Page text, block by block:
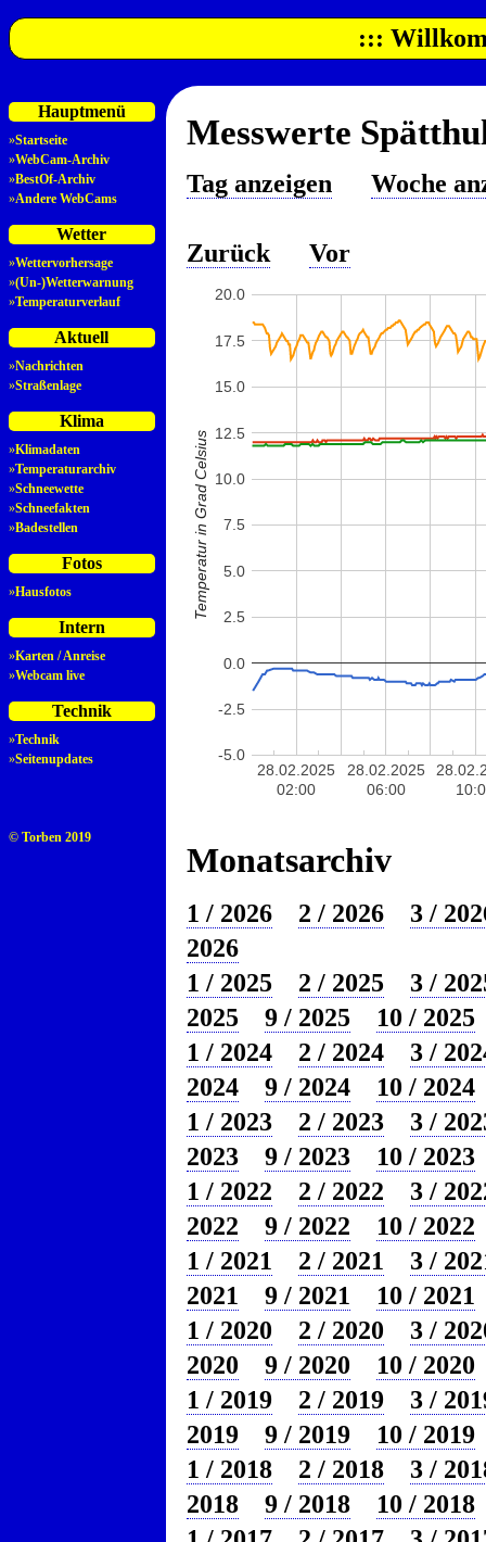
:::
Hauptmenü
»Startseite
»WebCam-Archiv
»BestOf-Archiv
»Andere WebCams
Wetter
»Wettervorhersage
»(Un-)Wetterwarnung
»Temperaturverlauf
Aktuell
»Nachrichten
»Straßenlage
Klima
»Klimadaten
»Temperaturarchiv
»Schneewette
»Schneefakten
»Badestellen
Fotos
»Hausfotos
Intern
»Karten / Anreise
»Webcam live
Technik
»Technik
»Seitenupdates
© Torben 2019
Messwerte
Tag anzeigen Woche
Zurück Vor
28.02.2025
02:00
28.02.2025
06:00
-5.0
-2.5
0.0
2.5
5.0
7.5
10.0
12.5
15.0
17.5
20.0
Temperatur in Grad Celsius
Monatsarchiv
1 / 2026 2 / 2026
3 /
2026
1 / 2025
2 / 2025
3 /
2025
9 / 2025
10 / 2025
1 / 2024
2 / 2024
3 /
2024
9 / 2024
10 / 2024
1 / 2023
2 / 2023
3 /
2023
9 / 2023
10 / 2023
1 / 2022
2 / 2022
3 /
2022
9 / 2022
10 / 2022
1 / 2021
2 / 2021
3 /
2021
9 / 2021
10 / 2021
1 / 2020
2 / 2020
3 /
2020
9 / 2020
10 / 2020
1 / 2019
2 / 2019
3 /
2019
9 / 2019
10 / 2019
1 / 2018
2 / 2018
3 /
2018
9 / 2018
10 / 2018